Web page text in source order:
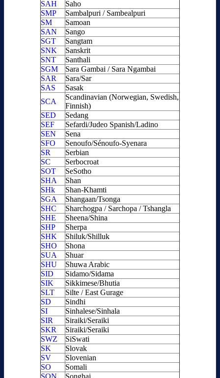
SAH
Saho
SMP
Sambalpuri / Sambealpuri
SM
Samoan
SAN
Sango
SGT
Sangtam
SNK
Sanskrit
SNT
Santhali
SGM
Sara Gambai / Sara Ngambai
SAR
Sara/Sar
SAS
Sasak
SCA
Scandinavian (Norwegian, Swedish,
Finnish)
SED
Sedang
SEF
Sefardi/Judeo Spanish/Ladino
SEN
Sena
SFO
Senoufo/Sénoufo-Syenara
SR
Serbian
SC
Serbocroat
SOT
SeSotho
SHA
Shan
SHk
Shan-Khamti
SGA
Shangaan/Tsonga
SHC
Sharchogpa / Sarchopa / Tshangla
SHE
Sheena/Shina
SHP
Sherpa
SHK
Shiluk/Shilluk
SHO
Shona
SUA
Shuar
SHU
Shuwa Arabic
SID
Sidamo/Sidama
SIK
Sikkimese/Bhutia
SLT
Silte / East Gurage
SD
Sindhi
SI
Sinhalese/Sinhala
SIR
Siraiki/Seraiki
SKR
Siraiki/Seraiki
SWZ
SiSwati
SK
Slovak
SV
Slovenian
SO
Somali